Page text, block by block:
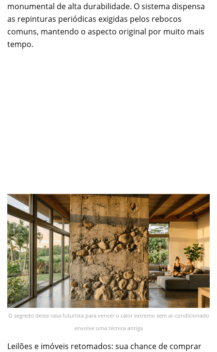
monumental de alta durabilidade. O sistema dispensa
as repinturas periódicas exigidas pelos rebocos
comuns, mantendo o aspecto original por muito mais
tempo.
O segredo desta casa futurista para vencer o calor extremo sem ar-condicionado
envolve uma técnica antiga
Leilões e imóveis retomados: sua chance de comprar